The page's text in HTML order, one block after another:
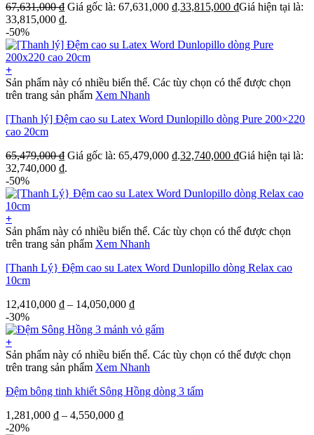
67,631,000₫ Giá gốc là: 67,631,000 ₫.33,815,000 ₫Giá hiện tại là:
33,815,000 ₫.
-50%
+
Sản phẩm này có nhiều biến thể. Các tùy chọn có thể được chọn
trên trang sản phẩm Xem Nhanh
[Thanh lý] Đệm cao su Latex Word Dunlopillo dòng Pure 200×220
cao 20cm
65,479,000₫ Giá gốc là: 65,479,000 ₫.32,740,000 ₫Giá hiện tại là:
32,740,000 ₫.
-50%
+
Sản phẩm này có nhiều biến thể. Các tùy chọn có thể được chọn
trên trang sản phẩm Xem Nhanh
[Thanh Lý} Đệm cao su Latex Word Dunlopillo dòng Relax cao
10cm
12,410,000 ₫ – 14,050,000 ₫
-30%
+
Sản phẩm này có nhiều biến thể. Các tùy chọn có thể được chọn
trên trang sản phẩm Xem Nhanh
Đệm bông tinh khiết Sông Hồng dòng 3 tấm
1,281,000 ₫ – 4,550,000 ₫
-20%